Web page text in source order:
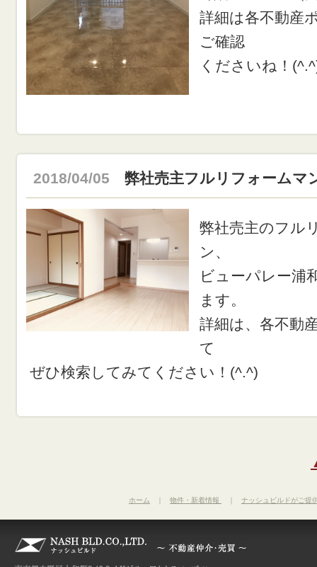
詳細は各不動産
ご確認
くださいね！
2018/04/05 弊社売主フルリフォームマ
弊社売主のフル
ン、
ビューパレー浦
ます。
詳細は、各不動
て
ぜひ検索してみてください！(^.^)
ホーム 物件・新着情報 ナッシュビルドがご提